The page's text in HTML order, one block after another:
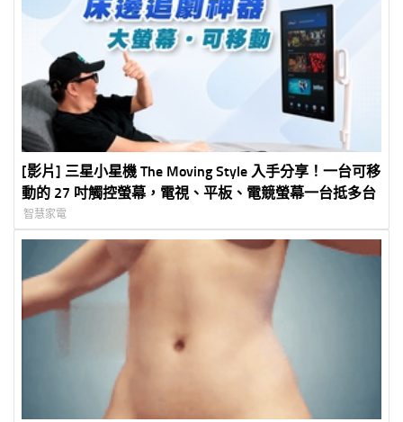
[影片] 三星小星機 The Moving Style 入手分享！一台可移
動的 27 吋觸控螢幕，電視、平板、電競螢幕一台抵多台
智慧家電